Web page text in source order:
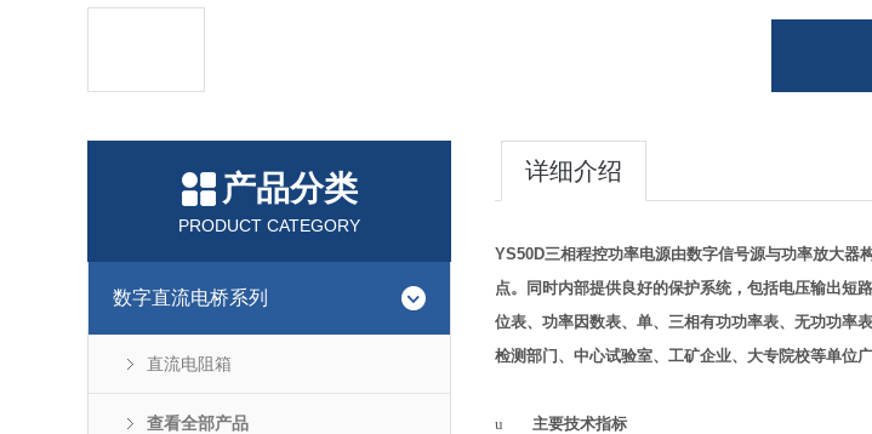
产品分类
PRODUCT CATEGORY
数字直流电桥系列
直流电阻箱
查看全部产品
详细介绍
YS50D三相程控功率电源由数字信号源与功率放大器
点。同时内部提供良好的保护系统，包括电压输出短
位表、功率因数表、单、三相有功功率表、无功功率
检测部门、中心试验室、工矿企业、大专院校等单位广
u 主要技术指标